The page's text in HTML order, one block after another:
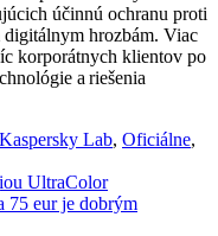
účinnú ochranu proti
hrozbám. Viac
korporátnych klientov po
a riešenia
Kaspersky Lab, Oficiálne,
UltraColor
75 eur je dobrým